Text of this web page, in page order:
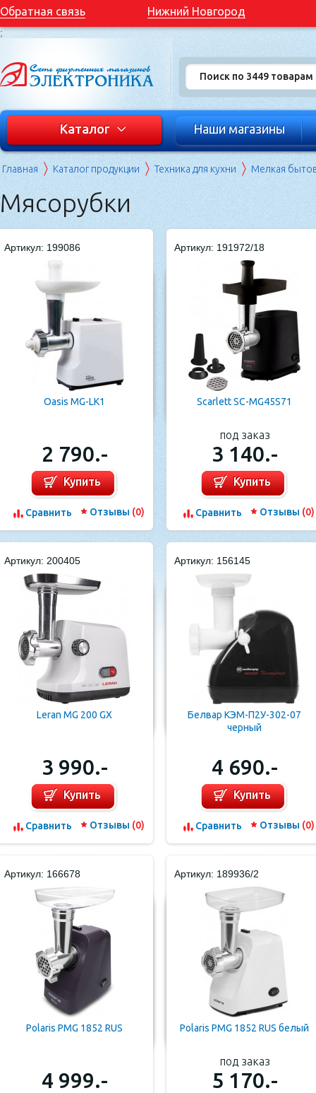
Обратная связь Нижний Новгород
;
Каталог Наши магазины
Главная Каталог продукции Техника для кухни Мелкая
Мясорубки
Артикул: 199086
Oasis MG-LK1
2 790.-
Купить
Cравнить Отзывы (0)
Артикул: 191972/18
Scarlett SC-MG45S71
под заказ
3 140.-
Купить
Cравнить Отзывы (0)
Артикул: 200405
Leran MG 200 GX
3 990.-
Купить
Cравнить Отзывы (0)
Артикул: 156145
Белвар КЭМ-П2У-302-07
черный
4 690.-
Купить
Cравнить Отзывы (0)
Артикул: 166678
Polaris PMG 1852 RUS
4 999.-
Артикул: 189936/2
Polaris PMG 1852 RUS белый
под заказ
5 170.-